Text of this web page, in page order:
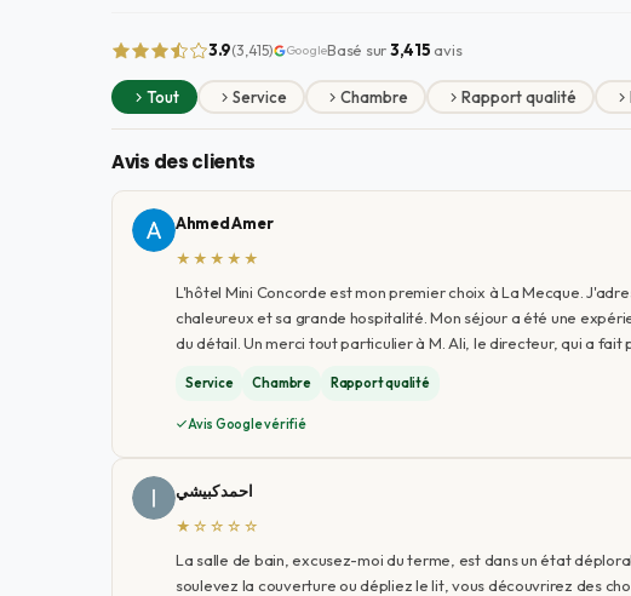
3.9(3,415) GoogleBasé sur3,415 avis
Tout Service Chambre Rapport qualité
Avis des clients
Ahmed Amer
★★★★★
L'hôtel Mini Concorde est mon premier choix à La Mecque.
chaleureux et sa grande hospitalité. Mon séjour a été une
du détail. Un merci tout particulier à M. Ali, le directeur, qui a fait
Service Chambre Rapport qualité
Avis Google vérifié
احمد كبيشي
★☆☆☆☆
La salle de bain, excusez-moi du terme, est dans un état
soulevez la couverture ou dépliez le lit, vous découvrirez des